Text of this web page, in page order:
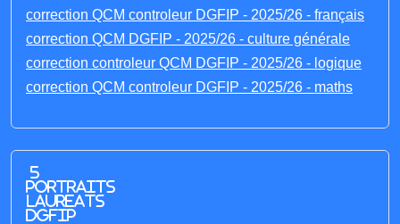
correction QCM controleur DGFIP - 2025/26 - français
correction QCM DGFIP - 2025/26 - culture générale
correction controleur QCM DGFIP - 2025/26 - logique
correction QCM controleur DGFIP - 2025/26 - maths
5
portraits
laureats
DGFIP